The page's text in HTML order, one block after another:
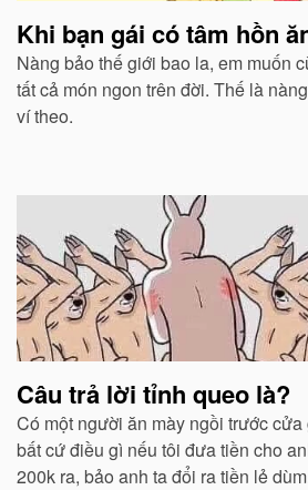
Khi bạn gái có tâm hồn
Nàng bảo thế giới bao la, em muốn
tất cả món ngon trên đời. Thế là
ví theo.
Câu trả lời tỉnh queo là?
Có một người ăn mày ngồi trước
bất cứ điều gì nếu tôi đưa tiền cho
200k ra, bảo anh ta đổi ra tiền lẻ